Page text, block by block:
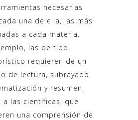
necesarias
una de ella, las más
a cada materia.
las de tipo
requieren de un
de lectura, subrayado,
y resumen,
a las científicas, que
una comprensión de